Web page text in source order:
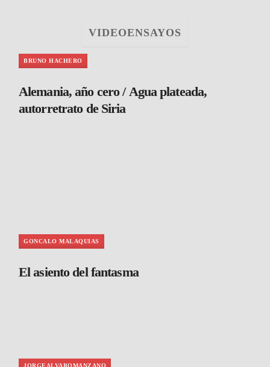
VIDEOENSAYOS
BRUNO HACHERO
Alemania, año cero / Agua plateada,
autorretrato de Siria
GONCALO MALAQUIAS
El asiento del fantasma
JORGEALVAROMANZANO